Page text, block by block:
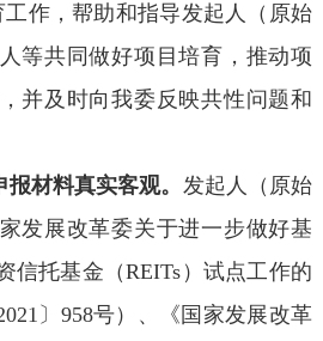
工作，帮助和指导发起人（原始
等共同做好项目培育，推动项
并及时向我委反映共性问题和
报材料真实客观。 发起人（原始
发展改革委关于进一步做好基
信托基金（REITs）试点工作的
〕958号）、《国家发展改革